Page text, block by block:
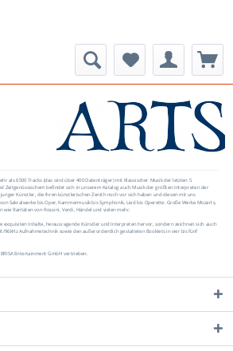
als 6500 Tracks (das sind über 400 Datenträger) mit Klassischer Musik der letzten 5
Zeitgenössischem befindet sich in unserem Katalog auch Musik der größten Interpreten der
Künstler, die Ihren künstlerischen Zenith noch vor sich haben und diesen mit uns
Sakralwerke bis Oper, Kammermusik bis Symphonik, Lied bis Operette. Große Werke Mozarts,
wie Raritäten von Rossini, Verdi, Händel und vielen mehr.
exquisiten Inhalte, herausragende Künstler und Interpreten hervor, sondern zeichnen sich auch
Aufnahmetechnik sowie den außerordentlich gestalteten Booklets in vier bis fünf
Entertainment GmbH vertrieben.